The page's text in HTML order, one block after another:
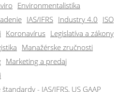
Environmentalistika
IAS/IFRS Industry 4.0 ISO
Koronavírus Legislatíva a zákony
Manažérske zručnosti
Marketing a predaj
- IAS/IFRS, US GAAP